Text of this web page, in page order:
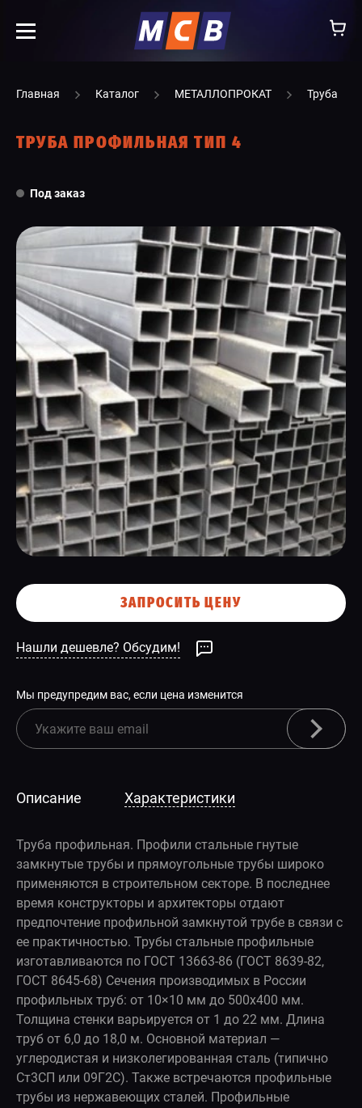
ВАКАНСИИ
КАТАЛОГ
УСЛУГИ
КОНТАКТЫ
СПЕЦПРЕДЛОЖЕНИЕ
Главная Каталог МЕТАЛЛОПРОКАТ Труба
ТРУБА ПРОФИЛЬНАЯ ТИП 4
Под заказ
ЗАПРОСИТЬ ЦЕНУ
Нашли дешевле? Обсудим!
Мы предупредим вас, если цена изменится
Описание Характеристики
Труба профильная. Профили стальные гнутые
замкнутые трубы и прямоугольные трубы широко
применяются в строительном секторе. В последнее
время конструкторы и архитекторы отдают
предпочтение профильной замкнутой трубе в связи с
ее практичностью. Трубы стальные профильные
изготавливаются по ГОСТ 13663-86 (ГОСТ 8639-82,
ГОСТ 8645-68) Сечения производимых в России
профильных труб: от 10×10 мм до 500x400 мм.
Толщина стенки варьируется от 1 до 22 мм. Длина
труб от 6,0 до 18,0 м. Основной материал —
углеродистая и низколегированная сталь (типично
Ст3СП или 09Г2С). Также встречаются профильные
трубы из нержавеющих сталей. Профильные